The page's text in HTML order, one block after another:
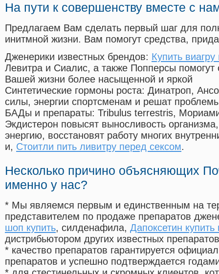
На пути к совершенству вместе с
Предлагаем Вам сделать первый шаг для
инитмной жизни. Вам помогут средства,
Дженерики известных брендов: Купить
Левитра и Сиалис, а также Попперсы помогут
Вашей жизни более насыщенной и яркой
Синтетические гормоны роста: Динатроп,
силы, энергии спортсменам и решат
БАДы и препараты: Tribulus terrestris,
Экдистерон повысят выносливость
энергию, восстановят работу многих
и, Стоитли пить ливитру перед сексом.
Несколько причино объясняющих
именно у нас?
* Мы являемся первым и единственным на
представителем по продаже препаратов
шоп купить, силденафила, Дапоксетин купить
дистрибьютором других известных препаратов
* качество препаратов гарантируется
препаратов и успешно подтверждается